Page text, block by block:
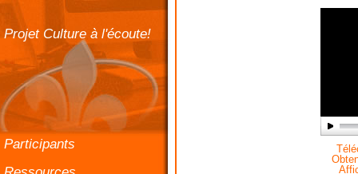
Projet Culture à l'écoute!
Participants